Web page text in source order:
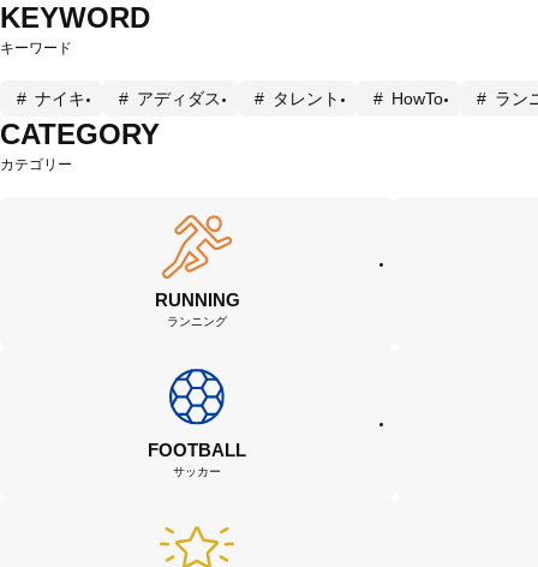
KEYWORD
キーワード
ナイキ アディダス タレント HowTo ラン
CATEGORY
カテゴリー
RUNNING
ランニング
FOOTBALL
サッカー